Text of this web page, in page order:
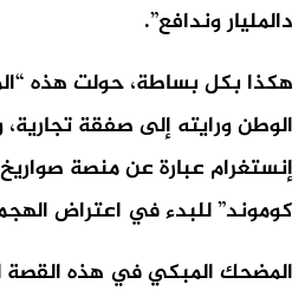
دالمليار وندافع”.
هكذا بكل بساطة، حولت هذه
الوطن ورايته إلى صفقة
إنستغرام عبارة عن منصة
كوموند” للبدء في اعتراض
المضحك المبكي في هذه القصة